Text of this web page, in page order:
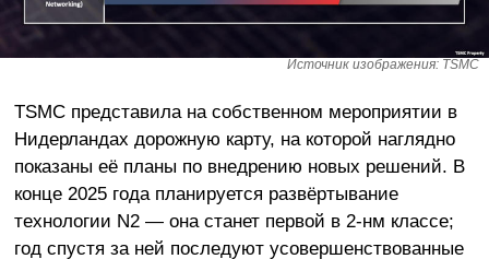
Источник изображения: TSMC
TSMC представила на собственном мероприятии в
Нидерландах дорожную карту, на которой наглядно
показаны её планы по внедрению новых решений. В
конце 2025 года планируется развёртывание
технологии N2 — она станет первой в 2-нм классе;
год спустя за ней последуют усовершенствованные